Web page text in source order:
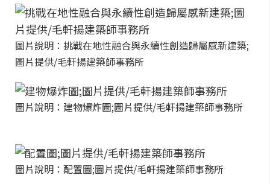
圖片說明：挑戰在地性融合與永續性創造歸屬感新建築;
圖片提供/毛軒揚建築師事務所
圖片說明：建物爆炸圖;圖片提供/毛軒揚建築師事務所
圖片說明：配置圖;圖片提供/毛軒揚建築師事務所